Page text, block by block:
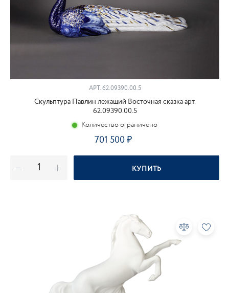
АРТ.62.09390.00.5
Скульптура Павлин лежащий Восточная сказка арт.
62.09390.00.5
Количество ограничено
701 500
КУПИТЬ